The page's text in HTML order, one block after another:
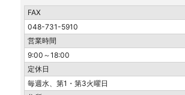
FAX
048-731-5910
営業時間
9:00～18:00
定休日
毎週水、第1・第3火曜日